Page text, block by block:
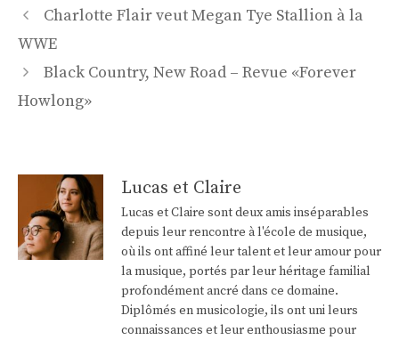
Navigation
des
articles
Charlotte Flair veut Megan Tye Stallion à la
WWE
Black Country, New Road – Revue «Forever
Howlong»
Lucas et Claire
Lucas et Claire sont deux amis inséparables
depuis leur rencontre à l'école de musique,
où ils ont affiné leur talent et leur amour pour
la musique, portés par leur héritage familial
profondément ancré dans ce domaine.
Diplômés en musicologie, ils ont uni leurs
connaissances et leur enthousiasme pour